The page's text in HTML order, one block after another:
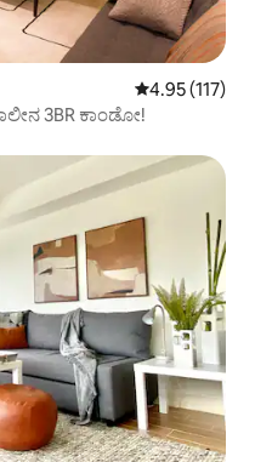
5 ರಲ್ಲಿ 4.95
4.95 (117)
3BR ಕಾಂಡೋ!